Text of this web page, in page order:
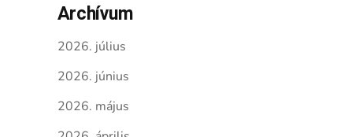
Archívum
2026. július
2026. június
2026. május